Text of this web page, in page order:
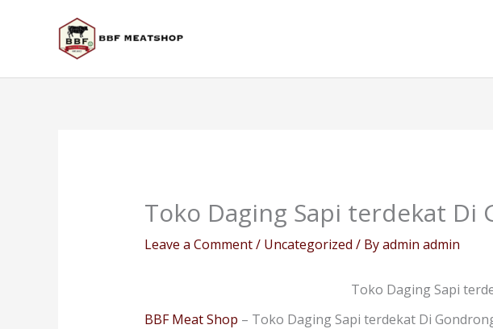
Toko Daging Sapi terdekat Di
Leave a Comment/ Uncategorized / Byadmin admin
Toko Daging Sapi
BBF Meat Shop – Toko Daging Sapi terdekat Di